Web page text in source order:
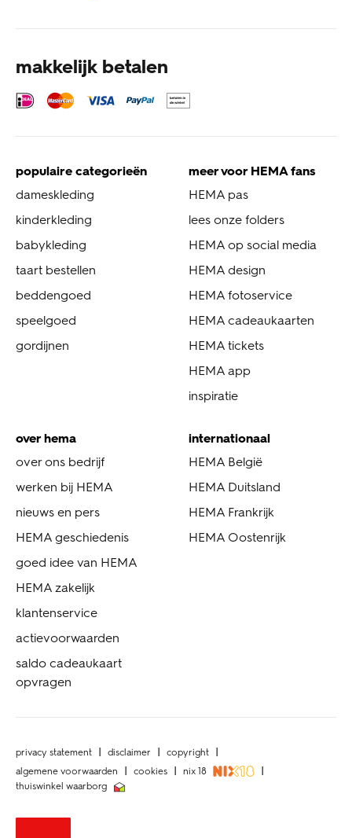
makkelijk betalen
populaire categorieën
dameskleding
kinderkleding
babykleding
taart bestellen
beddengoed
speelgoed
gordijnen
meer voor HEMA fans
HEMA pas
lees onze folders
HEMA op social media
HEMA design
HEMA fotoservice
HEMA cadeaukaarten
HEMA tickets
HEMA app
inspiratie
over hema
over ons bedrijf
werken bij HEMA
nieuws en pers
HEMA geschiedenis
goed idee van HEMA
HEMA zakelijk
klantenservice
actievoorwaarden
saldo cadeaukaart
opvragen
internationaal
HEMA België
HEMA Duitsland
HEMA Frankrijk
HEMA Oostenrijk
privacy statement disclaimer
copyright
algemene voorwaarden
cookies
nix 18
thuiswinkel waarborg